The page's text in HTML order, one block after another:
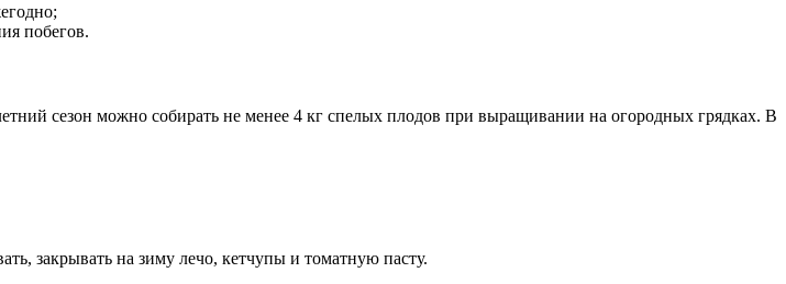
побегов.
сезон можно собирать не менее 4 кг спелых плодов при выращивании на огородных грядках. В
закрывать на зиму лечо, кетчупы и томатную пасту.